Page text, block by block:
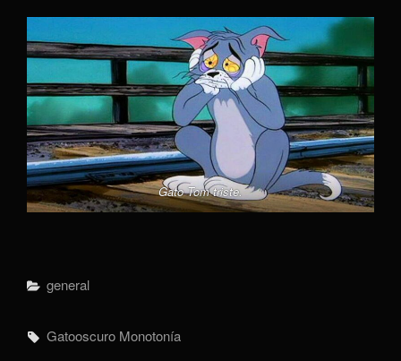
Gato Tom triste.
Categorías
General
Etiquetas,
Gatooscuro Monotonía